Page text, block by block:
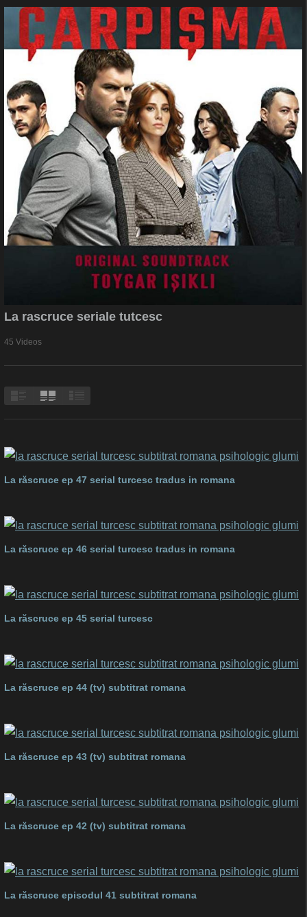
La rascruce seriale tutcesc
45 Videos
La răscruce ep 47 serial turcesc tradus in romana
La răscruce ep 46 serial turcesc tradus in romana
La răscruce ep 45 serial turcesc
La răscruce ep 44 (tv) subtitrat romana
La răscruce ep 43 (tv) subtitrat romana
La răscruce ep 42 (tv) subtitrat romana
La răscruce episodul 41 subtitrat romana